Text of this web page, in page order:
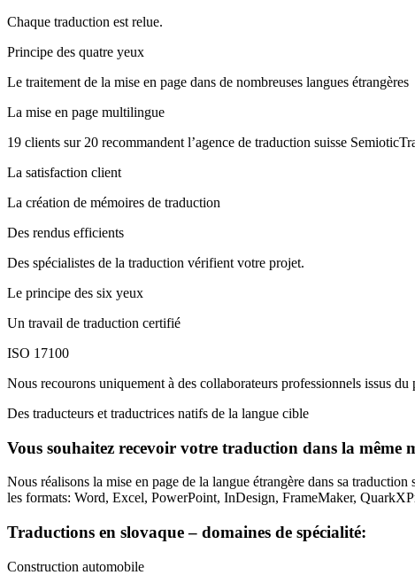
Chaque traduction est relue.
Principe des quatre yeux
Le traitement de la mise en page dans de nombreuses langues étrangères
La mise en page multilingue
19 clients sur 20 recommandent l’agence de traduction suisse
La satisfaction client
La création de mémoires de traduction
Des rendus efficients
Des spécialistes de la traduction vérifient votre projet.
Le principe des six yeux
Un travail de traduction certifié
ISO 17100
Nous recourons uniquement à des collaborateurs professionnels issus du
Des traducteurs et traductrices natifs de la langue cible
Vous souhaitez recevoir votre traduction dans la même
Nous réalisons la mise en page de la langue étrangère dans sa
les formats: Word, Excel, PowerPoint, InDesign, FrameMaker,
Traductions en slovaque – domaines de spécialité:
Construction automobile